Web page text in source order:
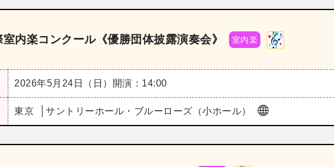
内楽コンクール《優勝団体披露演奏会》 室内楽
2026年5月24日（日） 開演：14:00
東京 サントリーホール・ブルーローズ（小ホール）